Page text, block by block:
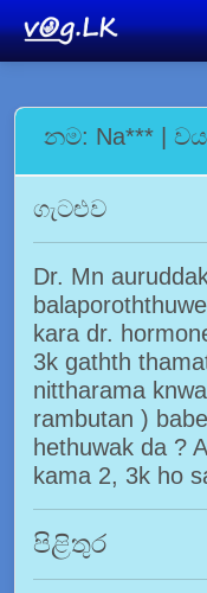
නම: Na*** |
ගැටළුව
Dr. Mn
kara dr.
3k gathth
nittharama
rambutan )
hethuwak da ?
kama 2, 3k ho
පිළිතුර